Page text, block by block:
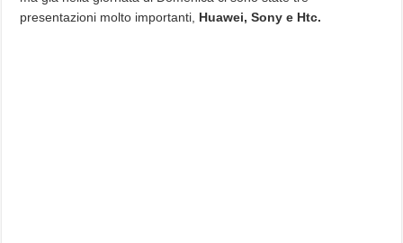
presentazioni molto importanti, Huawei, Sony e Htc.